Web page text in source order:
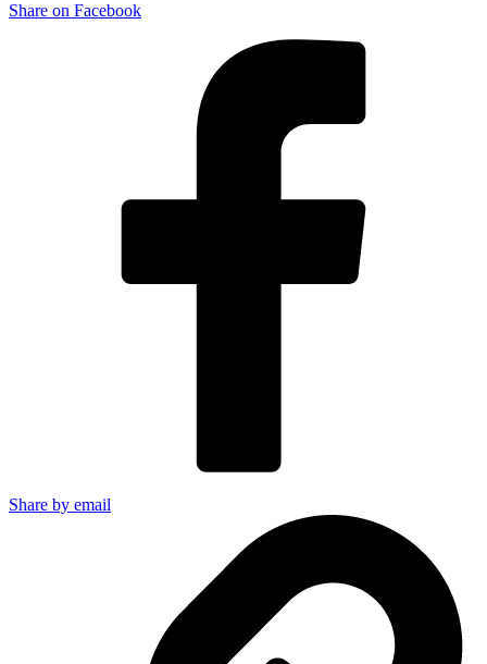
Share on Facebook
Share by email